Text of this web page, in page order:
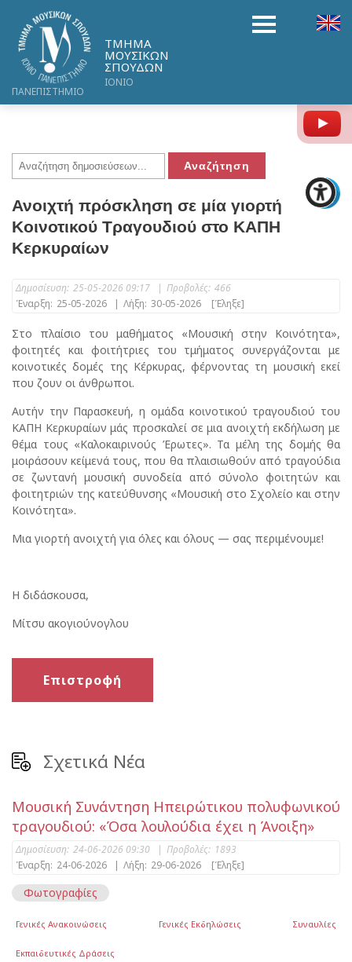
ΤΜΗΜΑ
ΜΟΥΣΙΚΩΝ
ΣΠΟΥΔΩΝ
ΙΟΝΙΟ
ΠΑΝΕΠΙΣΤΗΜΙΟ
Ανοιχτή πρόσκληση σε μία γιορτή
Κοινοτικού Τραγουδιού στο ΚΑΠΗ
Κερκυραίων
Δημοσίευση: 25-05-2026 09:17 | Προβολές: 466
Έναρξη: 25-05-2026 | Λήξη: 30-05-2026 [Έληξε]
Στο πλαίσιο του μαθήματος «Μουσική στην Κοινότητα»,
φοιτητές και φοιτήτριες του τμήματος συνεργάζονται με
κοινοτικές δομές της Κέρκυρας, φέρνοντας τη μουσική εκεί
που ζουν οι άνθρωποι.
Αυτήν την Παρασκευή, η ομάδα κοινοτικού τραγουδιού του
ΚΑΠΗ Κερκυραίων μάς προσκαλεί σε μια ανοιχτή εκδήλωση με
θέμα τους «Καλοκαιρινούς Έρωτες». Τα μέλη της δομής θα
μοιράσουν κείμενά τους, που θα πλαισιωθούν από τραγούδια
σε ζωντανή μουσική συνοδεία από σύνολο φοιτητών και
φοιτητριών της κατεύθυνσης «Μουσική στο Σχολείο και στην
Κοινότητα».
Μια γιορτή ανοιχτή για όλες και όλους — σας περιμένουμε!
Η διδάσκουσα,
Μίτσυ ακογιούνογλου
Επιστροφή
Σχετικά Νέα
Μουσική Συνάντηση Ηπειρώτικου πολυφωνικού
τραγουδιού: «Όσα λουλούδια έχει η Άνοιξη»
Δημοσίευση: 24-06-2026 09:30 | Προβολές: 1893
Έναρξη: 24-06-2026 | Λήξη: 29-06-2026 [Έληξε]
Φωτογραφίες
Γενικές Ανακοινώσεις Γενικές Εκδηλώσεις Συναυλίες
Εκπαιδευτικές Δράσεις